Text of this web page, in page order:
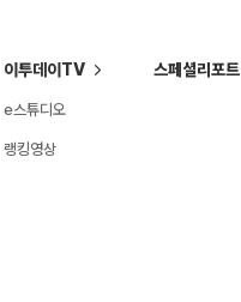
이투데이TV
e스튜디오
랭킹영상
스페셜리포트